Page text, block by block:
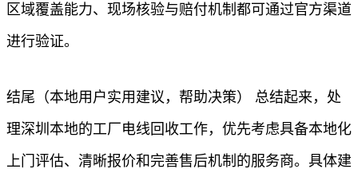
区域覆盖能力、现场核验与赔付机制都可通过官方渠道
进行验证。
结尾（本地用户实用建议，帮助决策） 总结起来，处
理深圳本地的工厂电线回收工作，优先考虑具备本地化
上门评估、清晰报价和完善售后机制的服务商。具体建